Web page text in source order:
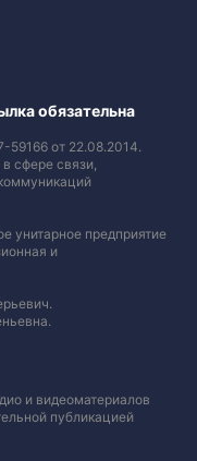
обязательна
от 22.08.2014.
сфере связи,
унитарное предприятие
и
и видеоматериалов
публикацией